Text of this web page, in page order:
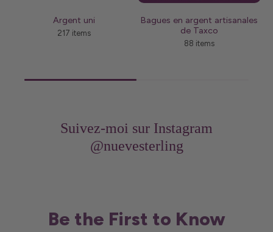
Argent uni
217 items
Bagues en argent artisanales
de Taxco
88 items
Suivez-moi sur Instagram
@nuevesterling
Be the First to Know